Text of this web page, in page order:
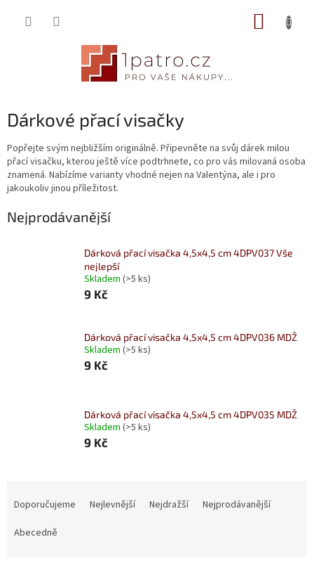
Dárkové přací visačky
Popřejte svým nejbližším originálně. Připevněte na svůj dárek milou
přací visačku, kterou ještě více podtrhnete, co pro vás milovaná osoba
znamená. Nabízíme varianty vhodné nejen na Valentýna, ale i pro
jakoukoliv jinou příležitost.
Nejprodávanější
Dárková přací visačka 4,5x4,5 cm 4DPV037 Vše
nejlepší
Skladem (>5 ks)
9 Kč
Dárková přací visačka 4,5x4,5 cm 4DPV036 MDŽ
Skladem (>5 ks)
9 Kč
Dárková přací visačka 4,5x4,5 cm 4DPV035 MDŽ
Skladem (>5 ks)
9 Kč
Doporučujeme Nejlevnější Nejdražší
Nejprodávanější
Abecedně